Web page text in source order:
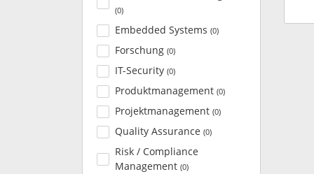
(0)
Embedded Systems (0)
Forschung (0)
IT-Security (0)
Produktmanagement (0)
Projektmanagement (0)
Quality Assurance (0)
Risk / Compliance
Management (0)